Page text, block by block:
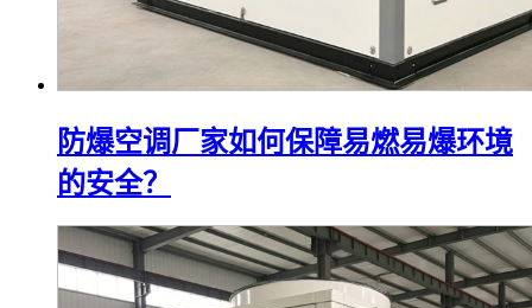
防爆空调厂家如何保障易燃易爆环境
的安全？